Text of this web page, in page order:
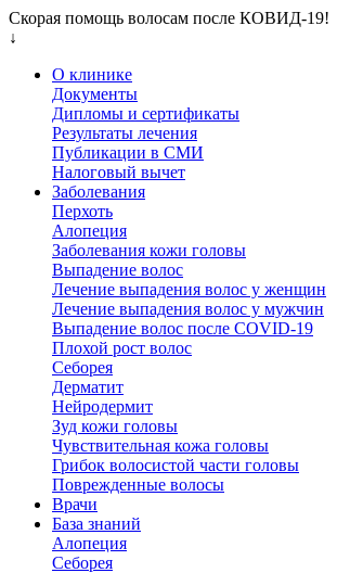
Скорая помощь волосам после КОВИД-19!
↓
О клинике
Документы
Дипломы и сертификаты
Результаты лечения
Публикации в СМИ
Налоговый вычет
Заболевания
Перхоть
Алопеция
Заболевания кожи головы
Выпадение волос
Лечение выпадения волос у женщин
Лечение выпадения волос у мужчин
Выпадение волос после COVID-19
Плохой рост волос
Cеборея
Дерматит
Нейродермит
Зуд кожи головы
Чувствительная кожа головы
Грибок волосистой части головы
Поврежденные волосы
Врачи
База знаний
Алопеция
Себорея